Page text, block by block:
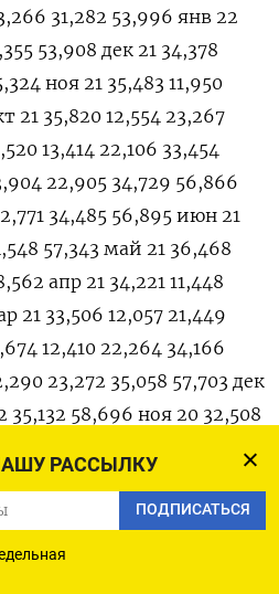
РАССЫЛКУ
ПОДПИСАТЬСЯ
31,282 53,996 янв 22
53,908 дек 21 34,378
ноя 21 35,483 11,950
21 35,820 12,554 23,267
13,414 22,106 33,454
22,905 34,729 56,866
34,485 56,895 июн 21
57,343 май 21 36,468
апр 21 34,221 11,448
21 33,506 12,057 21,449
12,410 22,264 34,166
23,272 35,058 57,703 дек
35,132 58,696 ноя 20 32,508
20 33,784 10,572 23,212
11,392 24,000 34,895
23,875 34,876 58,247